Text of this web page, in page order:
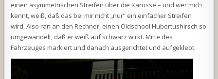
einen asymmetrischen Streifen über die Karosse – und wer mich
kennt, weiß, daß das bei mir nicht „nur“ ein einfacher Streifen
wird. Also ran an den Rechner, einen Oldschool Hubertushirsch so
umgewandelt, daß er weiß auf schwarz wirkt. Mitte des
Fahrzeuges markiert und danach ausgerichtet und aufgeklebt.